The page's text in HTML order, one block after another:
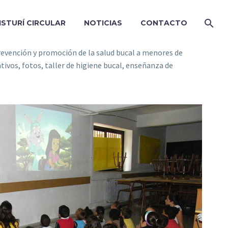
CIRCULAR NOTICIAS CONTACTO
y promoción de la salud bucal a menores de
fotos, taller de higiene bucal, enseñanza de